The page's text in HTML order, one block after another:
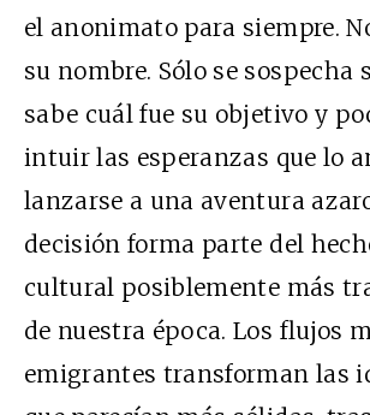
el anonimato para siempre.
su nombre. Sólo se sospecha
sabe cuál fue su objetivo y
intuir las esperanzas que lo
lanzarse a una aventura
decisión forma parte del
cultural posiblemente más
de nuestra época. Los flujos
emigrantes transforman las